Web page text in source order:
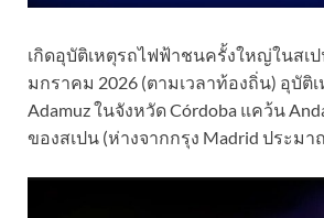
เกิดอุบัติเหตุรถไฟฟ้าชนครั้งใหญ่ในสเป
มกราคม 2026 (ตามเวลาท้องถิ่น) อุบัติ
Adamuz ในจังหวัด Córdoba แคว้น
ของสเปน (ห่างจากกรุง Madrid ประมา